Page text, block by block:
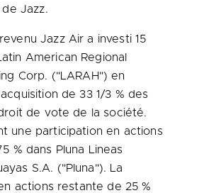
Jazz.
Jazz Air a investi 15
American Regional
Corp. ("LARAH") en
de 33 1/3 % des
de vote de la société.
une participation en actions
% dans Pluna Lineas
S.A. ("Pluna"). La
actions restante de 25 %